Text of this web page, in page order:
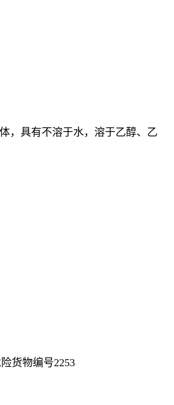
，具有不溶于水，溶于乙醇、乙
货物编号2253